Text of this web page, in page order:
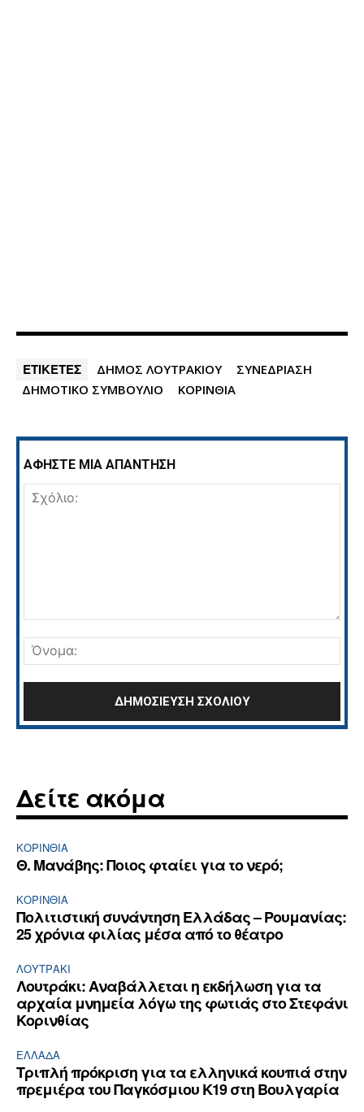
ΕΤΙΚΕΤΕΣ ΔΗΜΟΣ ΛΟΥΤΡΑΚΙΟΥ
ΣΥΝΕΔΡΙΑΣΗ
ΔΗΜΟΤΙΚΟ ΣΥΜΒΟΥΛΙΟ
ΚΟΡΙΝΘΙΑ
ΑΦΗΣΤΕ ΜΙΑ ΑΠΑΝΤΗΣΗ
Δείτε ακόμα
ΚΟΡΙΝΘΊΑ
Θ. Μανάβης: Ποιος φταίει για το νερό;
ΚΟΡΙΝΘΊΑ
Πολιτιστική συνάντηση Ελλάδας – Ρουμανίας:
25 χρόνια φιλίας μέσα από το θέατρο
ΛΟΥΤΡΆΚΙ
Λουτράκι: Αναβάλλεται η εκδήλωση για τα
αρχαία μνημεία λόγω της φωτιάς στο Στεφάνι
Κορινθίας
ΕΛΛΆΔΑ
Τριπλή πρόκριση για τα ελληνικά κουπιά στην
πρεμιέρα του Παγκόσμιου Κ19 στη Βουλγαρία